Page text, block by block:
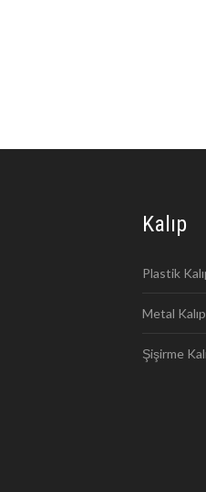
Kalıp
Plastik
Metal Kalıp
Şişirme